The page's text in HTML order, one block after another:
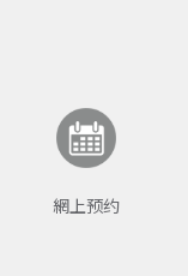
網上预约